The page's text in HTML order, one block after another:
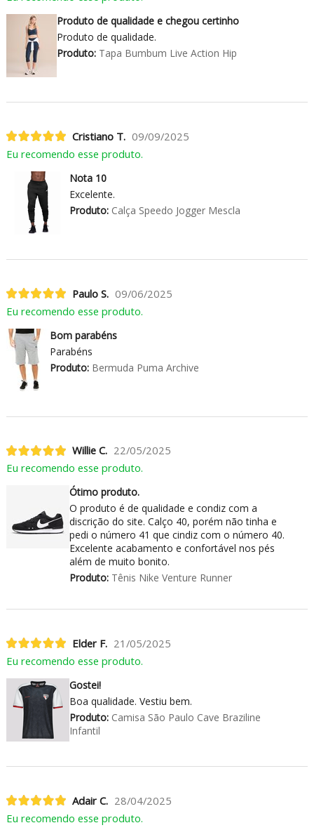
Produto de qualidade e chegou certinho
Produto de qualidade.
Produto:Tapa Bumbum Live Action Hip
Cristiano T. 09/09/2025
Eu recomendo esse produto.
Nota 10
Excelente.
Produto:Calça Speedo Jogger Mescla
Paulo S. 09/06/2025
Eu recomendo esse produto.
Bom parabéns
Parabéns
Produto:Bermuda Puma Archive
Willie C. 22/05/2025
Eu recomendo esse produto.
Ótimo produto.
O produto é de qualidade e condiz com a
discrição do site. Calço 40, porém não tinha e
pedi o número 41 que cindiz com o número 40.
Excelente acabamento e confortável nos pés
além de muito bonito.
Produto:Tênis Nike Venture Runner
Elder F. 21/05/2025
Eu recomendo esse produto.
Gostei!
Boa qualidade. Vestiu bem.
Produto:Camisa São Paulo Cave Braziline
Infantil
Adair C. 28/04/2025
Eu recomendo esse produto.